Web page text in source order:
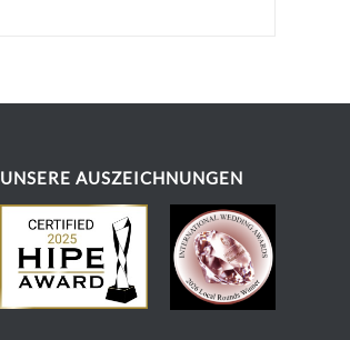
UNSERE AUSZEICHNUNGEN